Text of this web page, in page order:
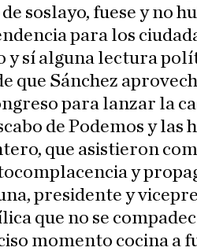
soslayo, fuese y no
para los
sí alguna lectura
que Sánchez
para lanzar la
de Podemos y las
que asistieron
y
presidente y
que no se
momento cocina a